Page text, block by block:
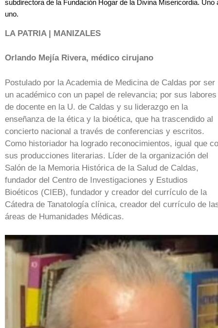
subdirectora de la Fundación Hogar de la Divina Misericordia. Uno
uno.
LA PATRIA | MANIZALES
Orlando Mejía Rivera, médico cirujano
Postulado por la Academia de Medicina de Caldas por ser
un académico con un papel de relevancia; por sus labores
de docente en la U. de Caldas y su liderazgo en la
enseñanza de la ética y la bioética, que ha trascendido al
concierto nacional a través de conferencias y escritos.
Como historiador ha logrado reconocimientos, igual que
sus producciones literarias. Líder de la organización del
Salón de la Memoria Histórica de la Salud de Caldas,
fundador del Centro de Investigaciones y Estudios
Bioéticos (CIEB), fundador y creador del currículo de la
Cátedra de Tanatología clínica, creador del currículo de
áreas de Humanidades Médicas.